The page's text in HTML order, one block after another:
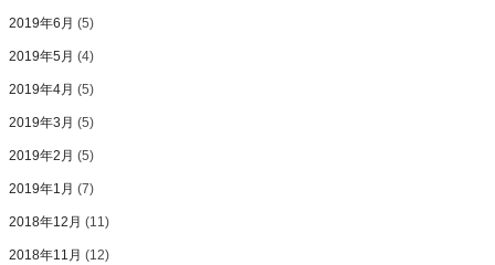
2019年6月 (5)
2019年5月 (4)
2019年4月 (5)
2019年3月 (5)
2019年2月 (5)
2019年1月 (7)
2018年12月 (11)
2018年11月 (12)